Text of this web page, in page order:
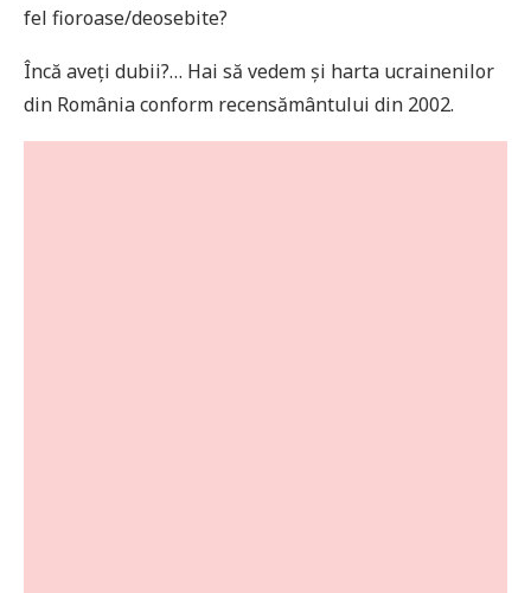
fel fioroase/deosebite?
Încă aveți dubii?… Hai să vedem și harta ucrainenilor
din România conform recensământului din 2002.